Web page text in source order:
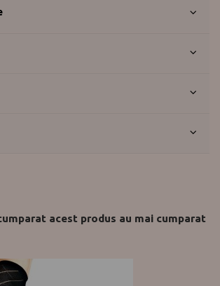
acest produs au mai cumparat